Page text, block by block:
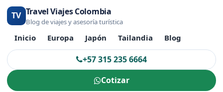
TV Travel Viajes Colombia
Blog de viajes y asesoría turística
Inicio Europa Japón Tailandia Blog
+57 315 235 6664
Cotizar